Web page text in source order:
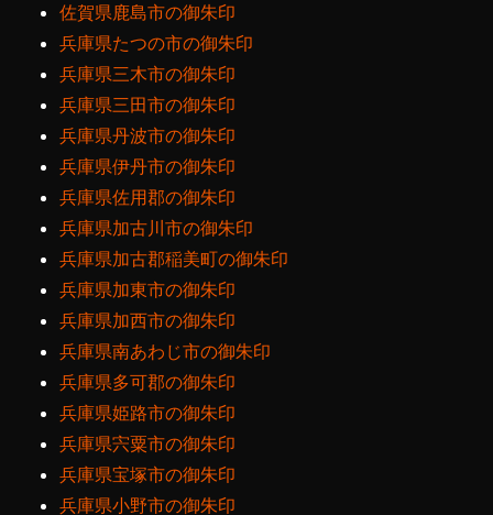
佐賀県鹿島市の御朱印
兵庫県たつの市の御朱印
兵庫県三木市の御朱印
兵庫県三田市の御朱印
兵庫県丹波市の御朱印
兵庫県伊丹市の御朱印
兵庫県佐用郡の御朱印
兵庫県加古川市の御朱印
兵庫県加古郡稲美町の御朱印
兵庫県加東市の御朱印
兵庫県加西市の御朱印
兵庫県南あわじ市の御朱印
兵庫県多可郡の御朱印
兵庫県姫路市の御朱印
兵庫県宍粟市の御朱印
兵庫県宝塚市の御朱印
兵庫県小野市の御朱印